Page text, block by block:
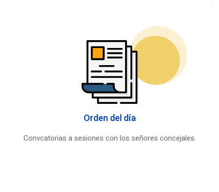
Orden del día
Convcatorias a sesiones con los señores concejales.